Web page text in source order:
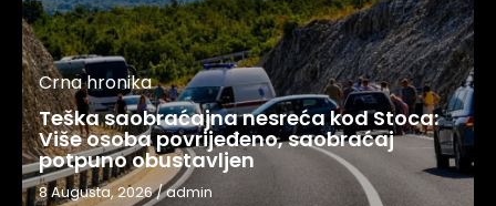
Crna hronika
Teška saobraćajna nesreća kod Stoca:
Više osoba povrijeđeno, saobraćaj
potpuno obustavljen
8 Augusta, 2026/admin